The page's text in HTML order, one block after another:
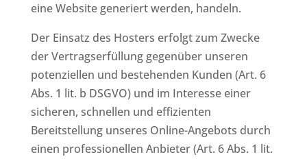
eine Website generiert werden, handeln.
Der Einsatz des Hosters erfolgt zum Zwecke
der Vertragserfüllung gegenüber unseren
potenziellen und bestehenden Kunden (Art. 6
Abs. 1 lit. b DSGVO) und im Interesse einer
sicheren, schnellen und effizienten
Bereitstellung unseres Online-Angebots durch
einen professionellen Anbieter (Art. 6 Abs. 1 lit.